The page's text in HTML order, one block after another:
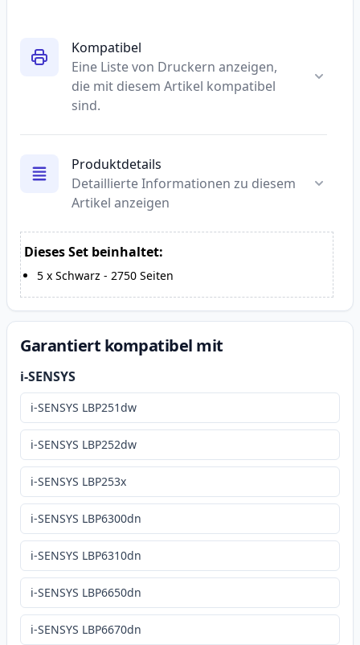
Kompatibel
Eine Liste von Druckern anzeigen,
die mit diesem Artikel kompatibel
sind.
Produktdetails
Detaillierte Informationen zu diesem
Artikel anzeigen
Dieses Set beinhaltet:
5 x Schwarz - 2750 Seiten
Garantiert kompatibel mit
i-SENSYS
i-SENSYS LBP251dw
i-SENSYS LBP252dw
i-SENSYS LBP253x
i-SENSYS LBP6300dn
i-SENSYS LBP6310dn
i-SENSYS LBP6650dn
i-SENSYS LBP6670dn